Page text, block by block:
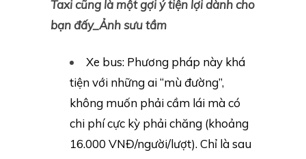
Taxi cũng là một gợi ý tiện lợi dành cho
bạn đấy_Ảnh sưu tầm
Xe bus: Phương pháp này khá
tiện với những ai “mù đường”,
không muốn phải cầm lái mà có
chi phí cực kỳ phải chăng (khoảng
16.000 VNĐ/người/lượt). Chỉ là sau